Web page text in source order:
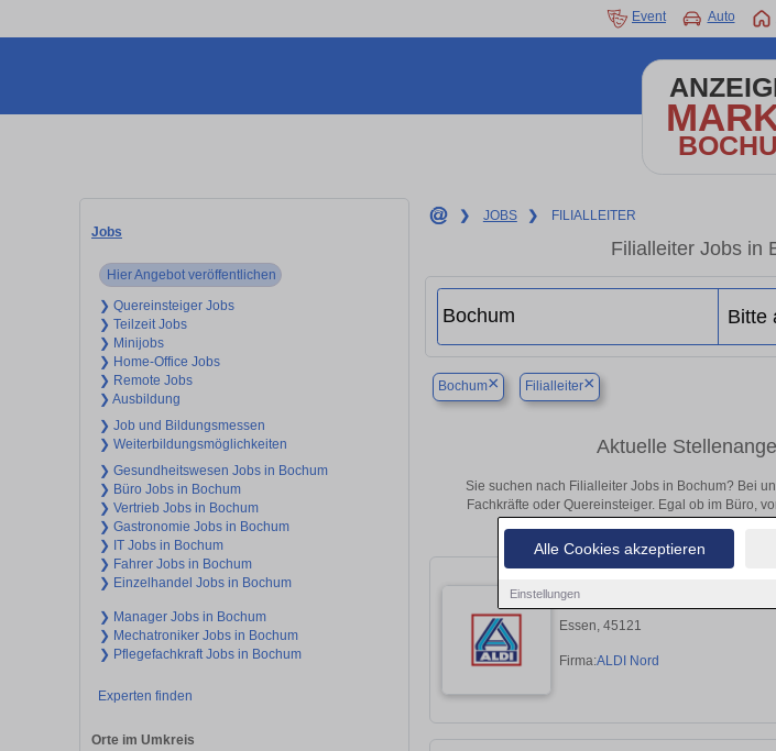
Alle Cookies akzeptieren
Einstellungen
Event Auto
Jobs
Hier Angebot veröffentlichen
❯ Quereinsteiger Jobs
❯ Teilzeit Jobs
❯ Minijobs
❯ Home-Office Jobs
❯ Remote Jobs
❯ Ausbildung
❯ Job und Bildungsmessen
❯ Weiterbildungsmöglichkeiten
❯ Gesundheitswesen Jobs in Bochum
❯ Büro Jobs in Bochum
❯ Vertrieb Jobs in Bochum
❯ Gastronomie Jobs in Bochum
❯ IT Jobs in Bochum
❯ Fahrer Jobs in Bochum
❯ Einzelhandel Jobs in Bochum
❯ Manager Jobs in Bochum
❯ Mechatroniker Jobs in Bochum
❯ Pflegefachkraft Jobs in Bochum
Experten finden
Orte im Umkreis
❯ JOBS ❯ FILIALLEITER
Filialleiter Jobs in
Bochum× Filialleiter×
Aktuelle
Sie suchen nach Filialleiter Jobs in Bochum? Bei
Fachkräfte oder Quereinsteiger. Egal ob im Büro,
Verkäufer in Teilzeit 25 Std. /
Essen, 45121
Firma:ALDI Nord